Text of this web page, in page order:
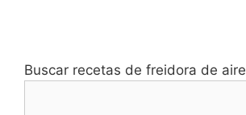
Buscar recetas de freidora de aire